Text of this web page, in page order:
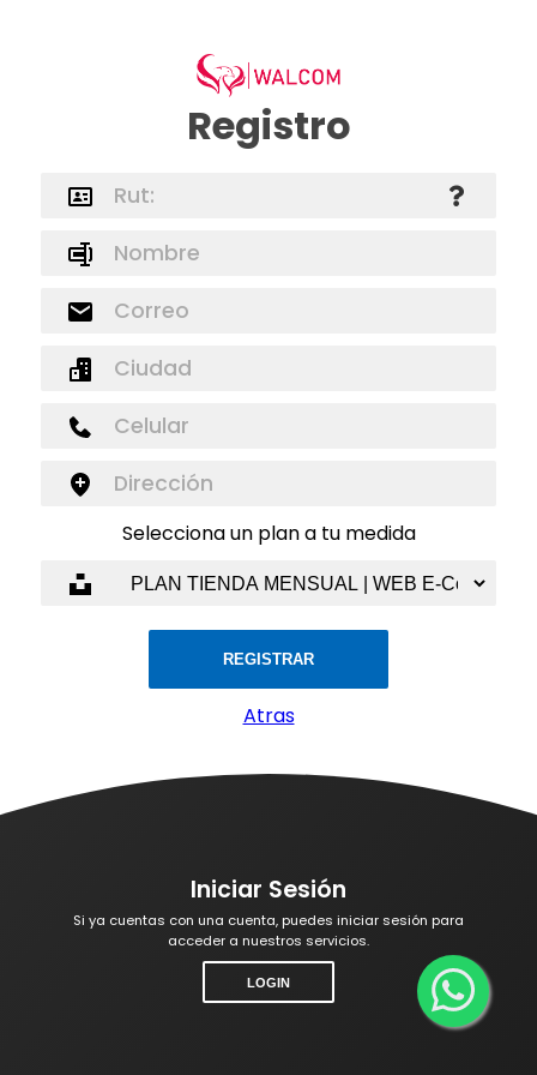
Registro
Selecciona un plan a tu medida
REGISTRAR
Atras
Iniciar Sesión
Si ya cuentas con una cuenta, puedes iniciar sesión para
acceder a nuestros servicios.
LOGIN